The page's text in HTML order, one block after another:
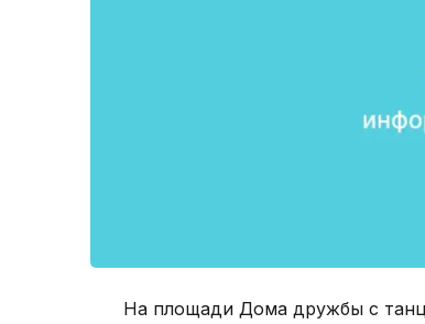
На площади Дома дружбы с